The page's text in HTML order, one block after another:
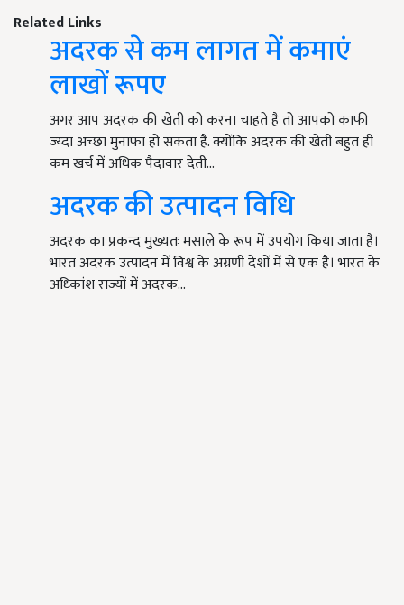
Related Links
अदरक से कम लागत में कमाएं
लाखों रूपए
अगर आप अदरक की खेती को करना चाहते है तो आपको काफी
ज्य्दा अच्छा मुनाफा हो सकता है. क्योंकि अदरक की खेती बहुत ही
कम खर्च में अधिक पैदावार देती…
अदरक की उत्पादन विधि
अदरक का प्रकन्द मुख्यतः मसाले के रूप में उपयोग किया जाता है।
भारत अदरक उत्पादन में विश्व के अग्रणी देशों में से एक है। भारत के
अध्किांश राज्यों में अदरक…